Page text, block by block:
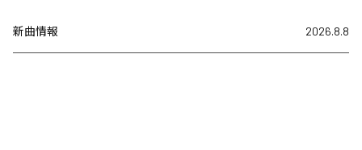
新曲情報 2026.8.8